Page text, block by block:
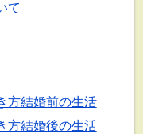
て
方結婚前の生活
方結婚後の生活